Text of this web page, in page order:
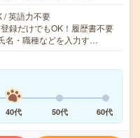
/ 英語力不要
録だけでもOK！履歴書不要
名・職種などを入力す…
40代 50代 60代